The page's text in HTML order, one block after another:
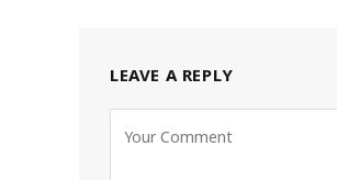
LEAVE A REPLY